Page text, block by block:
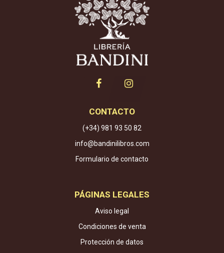
CONTACTO
(+34) 981 93 50 82
info@bandinilibros.com
Formulario de contacto
PÁGINAS LEGALES
Aviso legal
Condiciones de venta
Protección de datos